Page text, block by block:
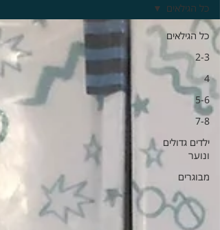
כל הגילאים
2-3
4
5-6
7-8
ילדים גדולים
ונוער
מבוגרים
כל הגילאים